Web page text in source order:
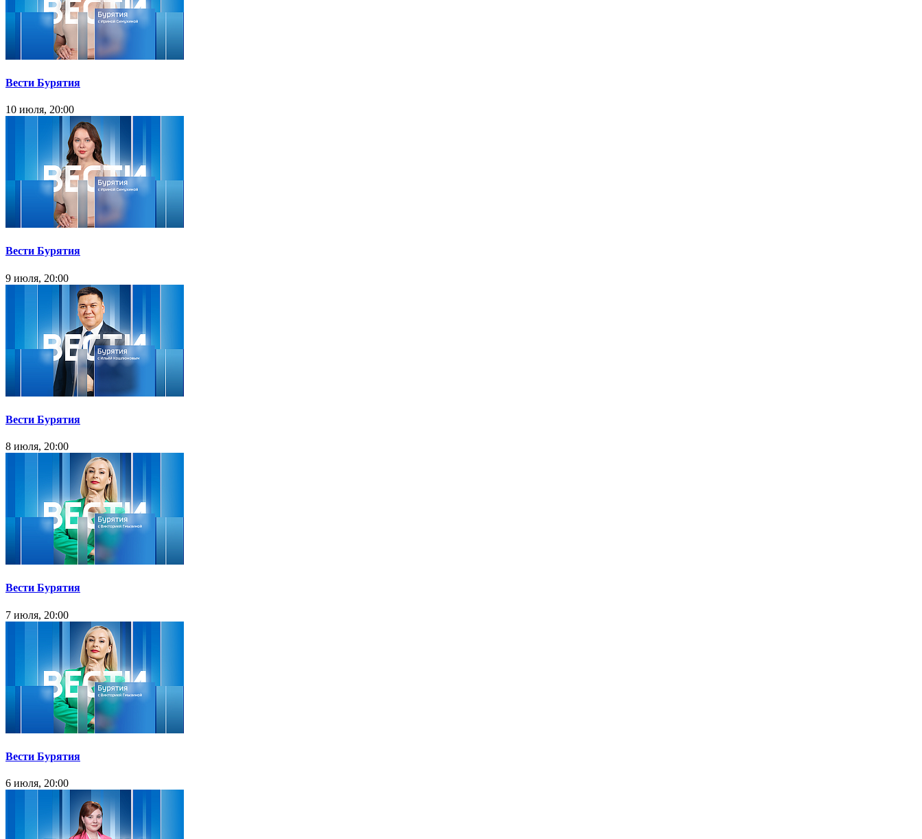
Вести Бурятия
10 июля, 20:00
Вести Бурятия
9 июля, 20:00
Вести Бурятия
8 июля, 20:00
Вести Бурятия
7 июля, 20:00
Вести Бурятия
6 июля, 20:00